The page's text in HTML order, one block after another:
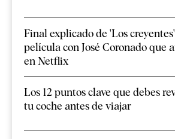
Final explicado de 'Los
película con José Coronado que
en Netflix
Los 12 puntos clave que debes
tu coche antes de viajar